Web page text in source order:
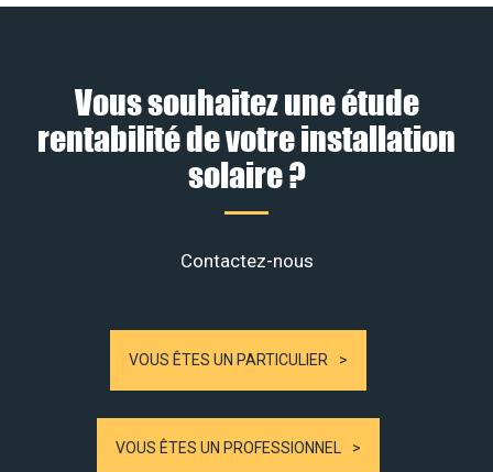
Vous souhaitez une étude
rentabilité de votre installation
solaire ?
Contactez-nous
VOUS ÊTES UN PARTICULIER
VOUS ÊTES UN PROFESSIONNEL